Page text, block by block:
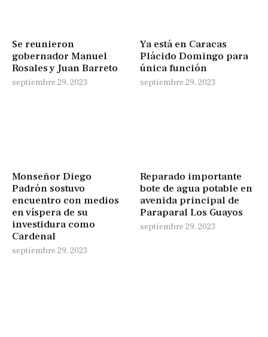
Se reunieron
gobernador Manuel
Rosales y Juan Barreto
septiembre 29, 2023
Ya está en Caracas
Plácido Domingo para
única función
septiembre 29, 2023
Monseñor Diego
Padrón sostuvo
encuentro con medios
en víspera de su
investidura como
Cardenal
septiembre 29, 2023
Reparado importante
bote de agua potable en
avenida principal de
Paraparal Los Guayos
septiembre 29, 2023